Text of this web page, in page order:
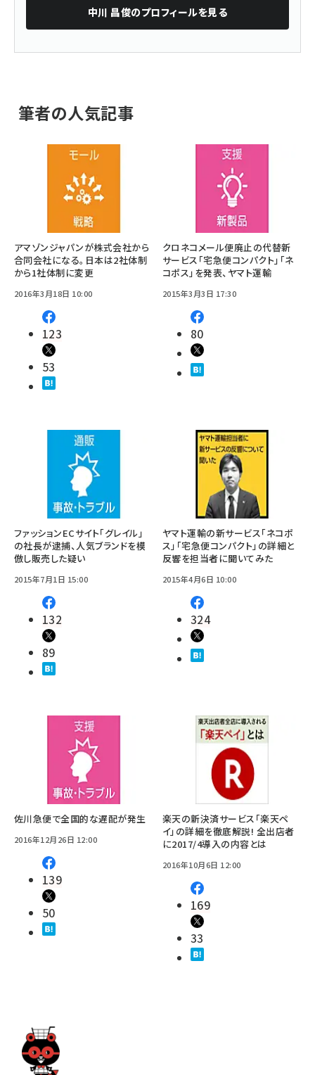
中川 昌俊のプロフィールを見る
筆者の人気記事
アマゾンジャパンが株式会社から
合同会社になる。日本は2社体制
から1社体制に変更
2016年3月18日 10:00
123
53
クロネコメール便廃止の代替新
サービス「宅急便コンパクト」「ネ
コポス」を発表、ヤマト運輸
2015年3月3日 17:30
80
ファッションECサイト「グレイル」
の社長が逮捕、人気ブランドを模
倣し販売した疑い
2015年7月1日 15:00
132
89
ヤマト運輸の新サービス「ネコポ
ス」「宅急便コンパクト」の詳細と
反響を担当者に聞いてみた
2015年4月6日 10:00
324
佐川急便で全国的な遅配が発生
2016年12月26日 12:00
139
50
楽天の新決済サービス「楽天ペ
イ」の詳細を徹底解説! 全出店者
に2017/4導入の内容とは
2016年10月6日 12:00
169
33